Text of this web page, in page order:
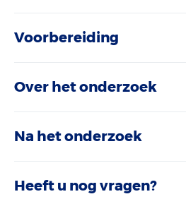
Voorbereiding
Over het onderzoek
Na het onderzoek
Heeft u nog vragen?